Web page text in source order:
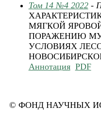
Том 14 №4 2022-
МЯГКОЙ
ПОРАЖЕНИЮ
УСЛОВИЯХ
Аннотация PDF
© ФОНД НАУЧНЫХ